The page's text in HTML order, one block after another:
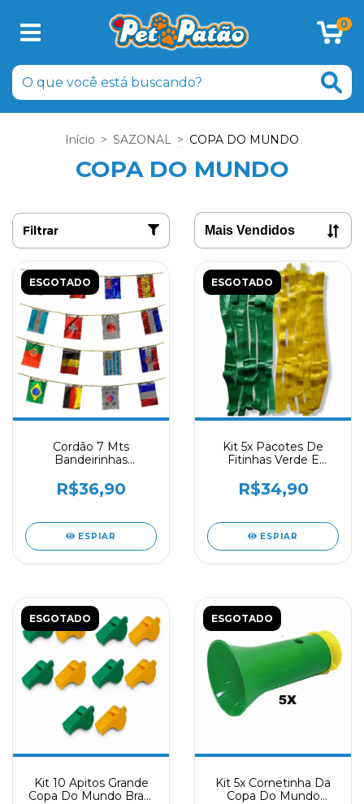
0
Início > SAZONAL > COPA DO MUNDO
COPA DO MUNDO
Filtrar
ESGOTADO
Cordão 7 Mts
Bandeirinhas
Copa Do Mundo
R$36,90
ESPIAR
ESGOTADO
Kit 5x Pacotes De
Fitinhas Verde E
Cada
R$34,90
ESPIAR
ESGOTADO
Kit 10 Apitos Grande
Copa Do Mundo Brasil
ESGOTADO
Kit 5x Cornetinha Da
Copa Do Mundo